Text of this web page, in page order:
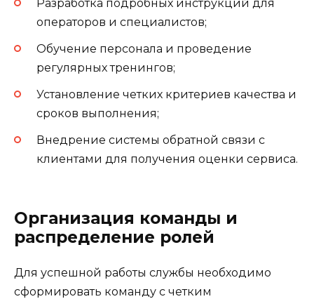
Разработка подробных инструкций для
операторов и специалистов;
Обучение персонала и проведение
регулярных тренингов;
Установление четких критериев качества и
сроков выполнения;
Внедрение системы обратной связи с
клиентами для получения оценки сервиса.
Организация команды и
распределение ролей
Для успешной работы службы необходимо
сформировать команду с четким